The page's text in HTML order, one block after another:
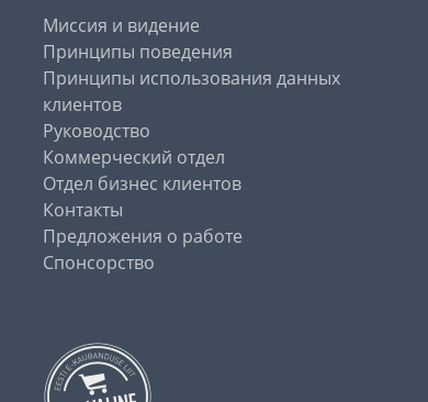
Миссия и видение
Принципы поведения
Принципы использования данных
клиентов
Руководство
Коммерческий отдел
Отдел бизнес клиентов
Контакты
Предложения о работе
Спонсорство